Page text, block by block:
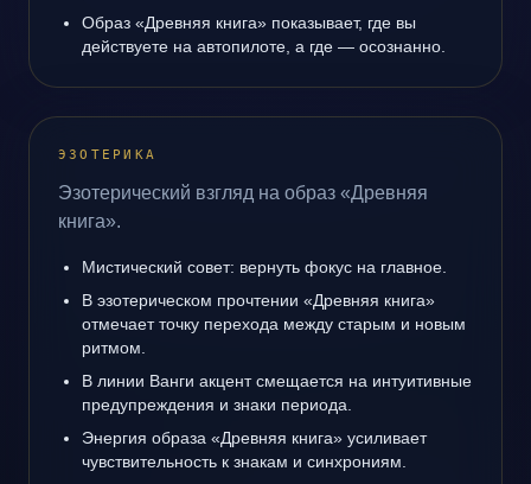
Образ «Древняя книга» показывает, где вы
действуете на автопилоте, а где — осознанно.
ЭЗОТЕРИКА
Эзотерический взгляд на образ «Древняя
книга».
Мистический совет: вернуть фокус на главное.
В эзотерическом прочтении «Древняя книга»
отмечает точку перехода между старым и новым
ритмом.
В линии Ванги акцент смещается на интуитивные
предупреждения и знаки периода.
Энергия образа «Древняя книга» усиливает
чувствительность к знакам и синхрониям.